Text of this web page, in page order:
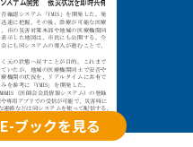
E-ブックを見る